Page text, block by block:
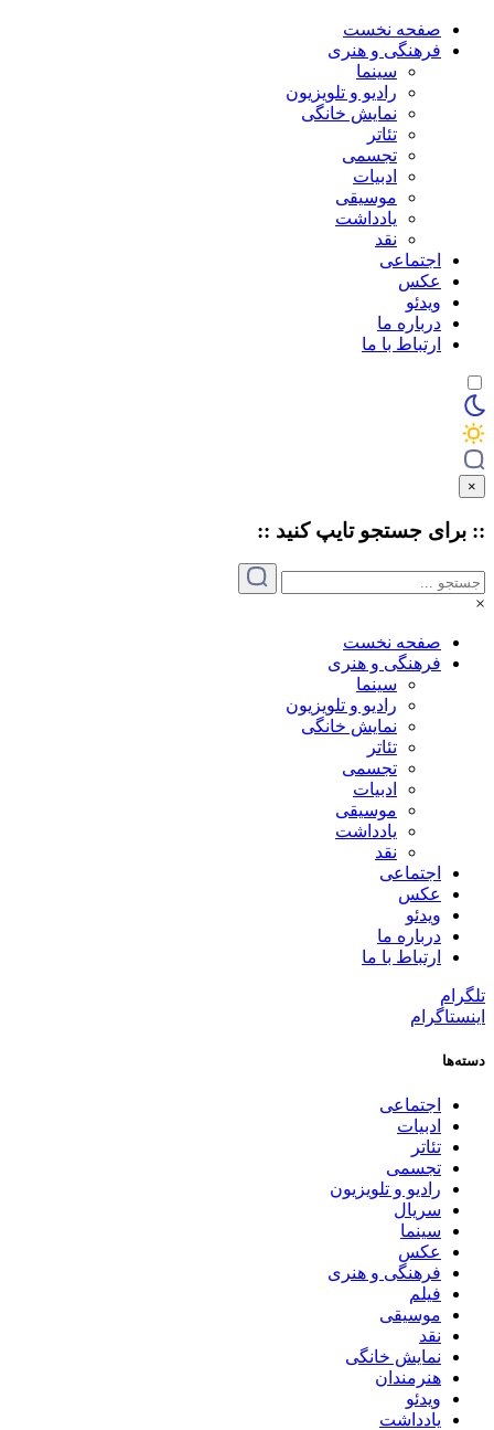
صفحه نخست
فرهنگی و هنری
سینما
رادیو و تلویزیون
نمایش خانگی
تئاتر
تجسمی
ادبیات
موسیقی
یادداشت
نقد
اجتماعی
عکس
ویدئو
درباره ما
ارتباط با ما
×
:: برای جستجو تایپکنید ::
×
صفحه نخست
فرهنگی و هنری
سینما
رادیو و تلویزیون
نمایش خانگی
تئاتر
تجسمی
ادبیات
موسیقی
یادداشت
نقد
اجتماعی
عکس
ویدئو
درباره ما
ارتباط با ما
تلگرام
اینستاگرام
دسته‌ها
اجتماعی
ادبیات
تئاتر
تجسمی
رادیو و تلویزیون
سریال
سینما
عکس
فرهنگی و هنری
فیلم
موسیقی
نقد
نمایش خانگی
هنرمندان
ویدئو
یادداشت